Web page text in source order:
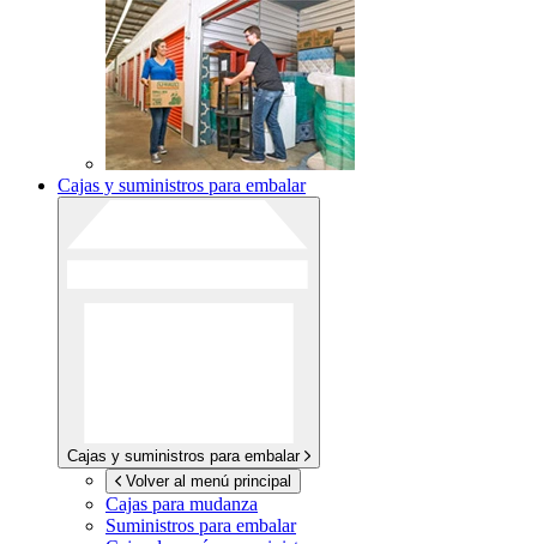
Cajas y suministros para embalar
Cajas y suministros para embalar
Volver al menú principal
Cajas para mudanza
Suministros para embalar